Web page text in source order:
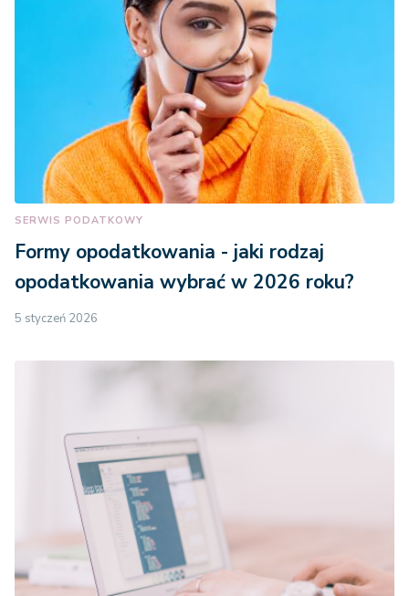
SERWIS PODATKOWY
Formy opodatkowania - jaki rodzaj
opodatkowania wybrać w 2026 roku?
5 styczeń 2026